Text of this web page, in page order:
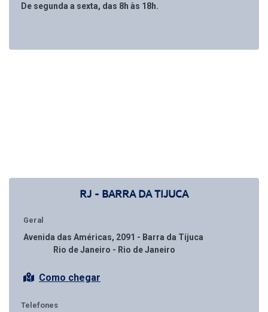
De segunda a sexta, das 8h às 18h.
RJ - BARRA DA TIJUCA
Geral
Avenida das Américas, 2091 - Barra da Tijuca
Rio de Janeiro - Rio de Janeiro
Como chegar
Telefones